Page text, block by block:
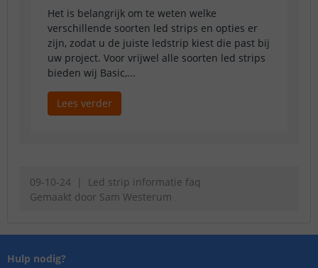
Het is belangrijk om te weten welke
verschillende soorten led strips en opties er
zijn, zodat u de juiste ledstrip kiest die past bij
uw project. Voor vrijwel alle soorten led strips
bieden wij Basic,...
Lees verder
09-10-24
Led strip informatie faq
Gemaakt door Sam Westerum
Hulp nodig?